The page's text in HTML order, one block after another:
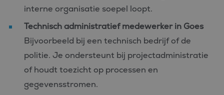
interne organisatie soepel loopt.
Technisch administratief medewerker in Goes
Bijvoorbeeld bij een technisch bedrijf of de
politie. Je ondersteunt bij projectadministratie
of houdt toezicht op processen en
gegevensstromen.